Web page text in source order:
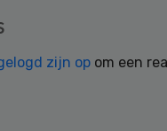
zijn op om een